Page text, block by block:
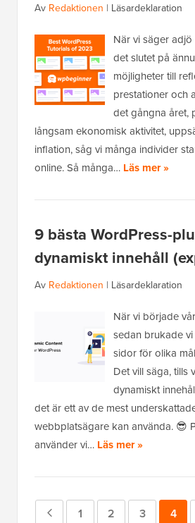
Av Redaktionen | Läsardeklaration
När vi säger
det slutet på
möjligheter till
prestationer och
det gångna året,
långsam ekonomisk aktivitet,
inflation, såg vi många individer
online. Så många… Läs mer »
9 bästa WordPress-
dynamiskt innehåll
Av Redaktionen | Läsardeklaration
När vi började
sedan brukade
sidor för olika
Det vill säga, tills
dynamiskt
det är ett av de mest
webbplatsägare kan använda. 😎
använder vi… Läs mer »
Föregående
Sida
1 Sida
2 Sida
3 Sida
4